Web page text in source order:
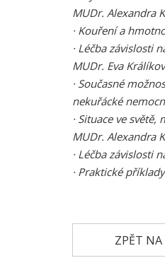
MUDr. Alexandra
· Kouření a
· Léčba závislosti
MUDr. Eva
· Současné
nekuřácké
· Situace ve světě,
MUDr. Alexandra
· Léčba závislosti
· Praktické
ZPĚT